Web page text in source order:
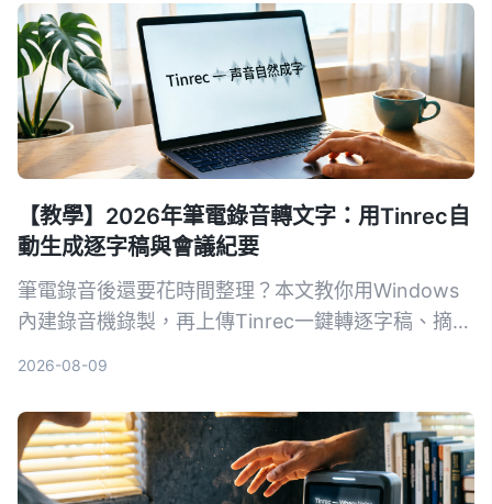
【教學】2026年筆電錄音轉文字：用Tinrec自
動生成逐字稿與會議紀要
筆電錄音後還要花時間整理？本文教你用Windows
內建錄音機錄製，再上傳Tinrec一鍵轉逐字稿、摘要
2026-08-09